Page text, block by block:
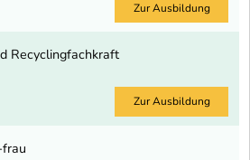
Zur Ausbildung
Recyclingfachkraft
Zur Ausbildung